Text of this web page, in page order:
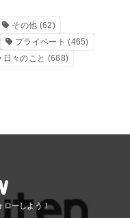
その他 (62)
プライベート (465)
日々のこと (688)